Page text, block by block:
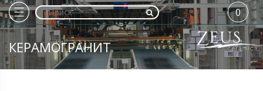
КЕРАМОГРАНИТ
0